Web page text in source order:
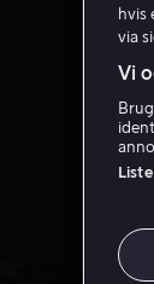
hvis
via
Vi